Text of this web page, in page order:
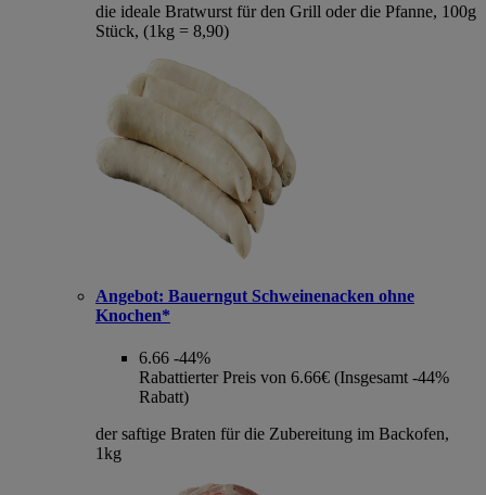
die ideale Bratwurst für den Grill oder die Pfanne, 100g
Stück, (1kg = 8,90)
Angebot: Bauerngut Schweinenacken ohne
Knochen*
6.66 -44%
Rabattierter Preis von 6.66€ (Insgesamt -44%
Rabatt)
der saftige Braten für die Zubereitung im Backofen,
1kg